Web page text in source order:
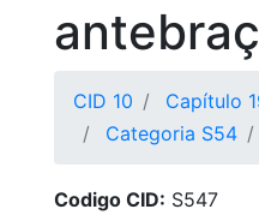
CID 10 Capítulo
Categoria S54
Codigo CID: S547